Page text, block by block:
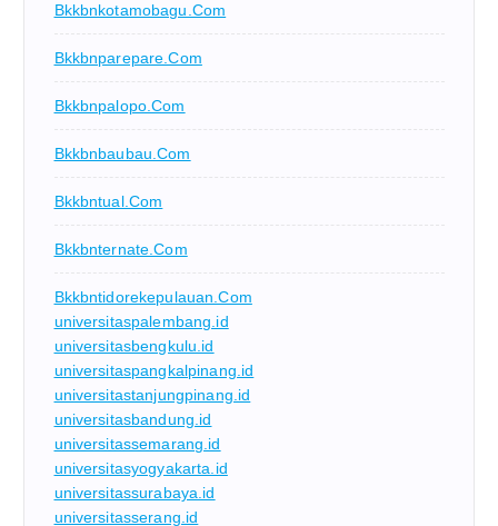
Bkkbnkotamobagu.com
Bkkbnparepare.com
Bkkbnpalopo.com
Bkkbnbaubau.com
Bkkbntual.com
Bkkbnternate.com
Bkkbntidorekepulauan.com
universitaspalembang.id
universitasbengkulu.id
universitaspangkalpinang.id
universitastanjungpinang.id
universitasbandung.id
universitassemarang.id
universitasyogyakarta.id
universitassurabaya.id
universitasserang.id